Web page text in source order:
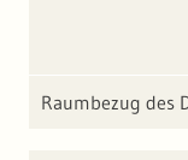
Raumbezug des